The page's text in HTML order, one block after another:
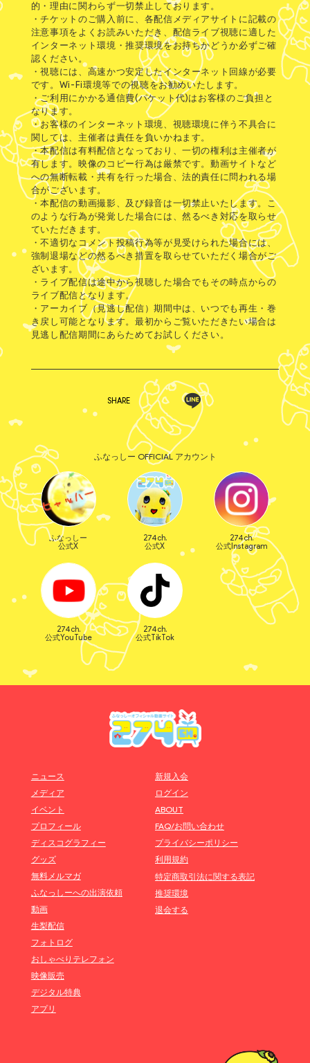
的・理由に関わらず一切禁止しております。
・チケットのご購入前に、各配信メディアサイトに記載の
注意事項をよくお読みいただき、配信ライブ視聴に適した
インターネット環境・推奨環境をお持ちかどうか必ずご確
認ください。
・視聴には、高速かつ安定したインターネット回線が必要
です。Wi-Fi環境等での視聴をお勧めいたします。
・ご利用にかかる通信費(パケット代)はお客様のご負担と
なります。
・お客様のインターネット環境、視聴環境に伴う不具合に
関しては、主催者は責任を負いかねます。
・本配信は有料配信となっており、一切の権利は主催者が
有します。映像のコピー行為は厳禁です。動画サイトなど
への無断転載・共有を行った場合、法的責任に問われる場
合がございます。
・本配信の動画撮影、及び録音は一切禁止いたします。こ
のような行為が発覚した場合には、然るべき対応を取らせ
ていただきます。
・不適切なコメント投稿行為等が見受けられた場合には、
強制退場などの然るべき措置を取らせていただく場合がご
ざいます。
・ライブ配信は途中から視聴した場合でもその時点からの
ライブ配信となります。
・アーカイブ（見逃し配信）期間中は、いつでも再生・巻
き戻し可能となります。最初からご覧いただきたい場合は
見逃し配信期間にあらためてお試しください。
SHARE
ふなっしー OFFICIAL アカウント
ふなっしー
公式X
274ch.
公式X
274ch.
公式Instagram
274ch.
公式YouTube
274ch.
公式TikTok
ニュース
メディア
イベント
プロフィール
ディスコグラフィー
グッズ
無料メルマガ
ふなっしーへの出演依頼
動画
生梨配信
フォトログ
おしゃべりテレフォン
映像販売
デジタル特典
アプリ
新規入会
ログイン
ABOUT
FAQ/お問い合わせ
プライバシーポリシー
利用規約
特定商取引法に関する表記
推奨環境
退会する